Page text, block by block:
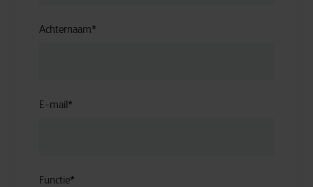
Achternaam*
E-mail*
Functie*